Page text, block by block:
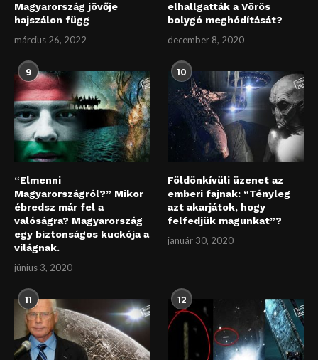
Magyarország jövője
hajszálon függ
március 26, 2022
elhallgatták a Vörös
bolygó meghódítását?
december 8, 2020
9
“Elmenni
Magyarországról?” Mikor
ébredsz már fel a
valóságra? Magyarország
egy biztonságos kuckója a
világnak.
június 3, 2020
10
Földönkívüli üzenet az
emberi fajnak: “Tényleg
azt akarjátok, hogy
felfedjük magunkat”?
január 30, 2020
11 12